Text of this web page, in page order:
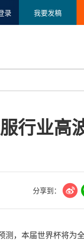
录 我要发稿
碳中和
娱乐时尚与艺术
新加坡
行业高
分享到：
测，本届世界杯将为